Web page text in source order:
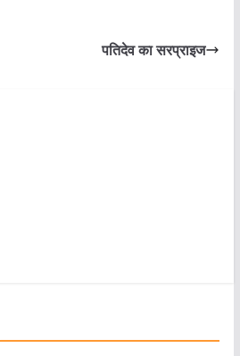
पतिदेव का सरप्राइज